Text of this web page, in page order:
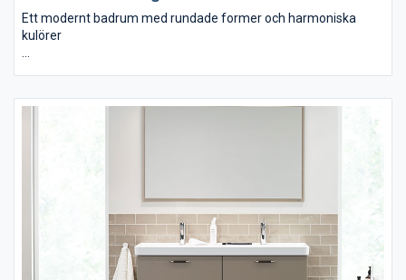
Ett modernt badrum med rundade former och harmoniska
kulörer
kulör och det milda persikofärgade kaklet gifter sig harmoniskt